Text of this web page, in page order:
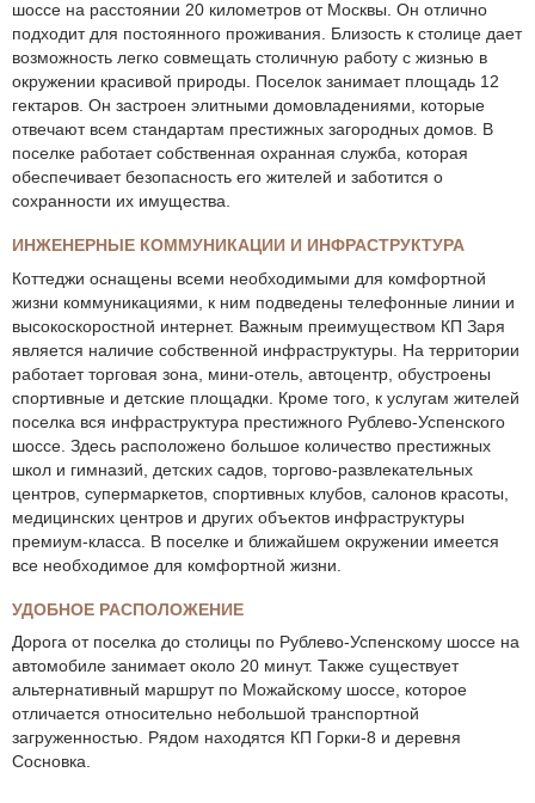
шоссе на расстоянии 20 километров от Москвы. Он отлично
подходит для постоянного проживания. Близость к столице дает
возможность легко совмещать столичную работу с жизнью в
окружении красивой природы. Поселок занимает площадь 12
гектаров. Он застроен элитными домовладениями, которые
отвечают всем стандартам престижных загородных домов. В
поселке работает собственная охранная служба, которая
обеспечивает безопасность его жителей и заботится о
сохранности их имущества.
ИНЖЕНЕРНЫЕ КОММУНИКАЦИИ И ИНФРАСТРУКТУРА
Коттеджи оснащены всеми необходимыми для комфортной
жизни коммуникациями, к ним подведены телефонные линии и
высокоскоростной интернет. Важным преимуществом КП Заря
является наличие собственной инфраструктуры. На территории
работает торговая зона, мини-отель, автоцентр, обустроены
спортивные и детские площадки. Кроме того, к услугам жителей
поселка вся инфраструктура престижного Рублево-Успенского
шоссе. Здесь расположено большое количество престижных
школ и гимназий, детских садов, торгово-развлекательных
центров, супермаркетов, спортивных клубов, салонов красоты,
медицинских центров и других объектов инфраструктуры
премиум-класса. В поселке и ближайшем окружении имеется
все необходимое для комфортной жизни.
УДОБНОЕ РАСПОЛОЖЕНИЕ
Дорога от поселка до столицы по Рублево-Успенскому шоссе на
автомобиле занимает около 20 минут. Также существует
альтернативный маршрут по Можайскому шоссе, которое
отличается относительно небольшой транспортной
загруженностью. Рядом находятся КП Горки-8 и деревня
Сосновка.